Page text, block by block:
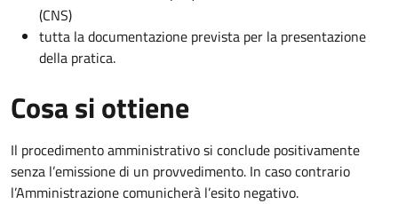
(CNS)
tutta la documentazione prevista per la presentazione
della pratica.
Cosa si ottiene
Il procedimento amministrativo si conclude positivamente
senza l’emissione di un provvedimento. In caso contrario
l’Amministrazione comunicherà l’esito negativo.